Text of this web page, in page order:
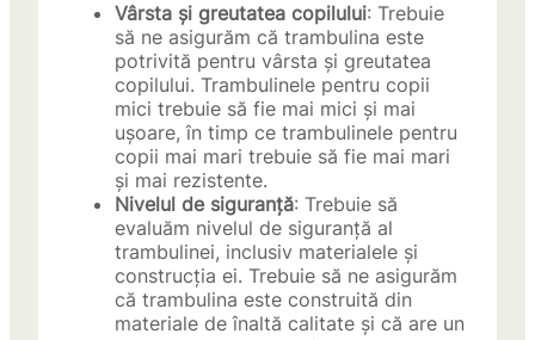
Vârsta și greutatea copilului: Trebuie
să ne asigurăm că trambulina este
potrivită pentru vârsta și greutatea
copilului. Trambulinele pentru copii
mici trebuie să fie mai mici și mai
ușoare, în timp ce trambulinele pentru
copii mai mari trebuie să fie mai mari
și mai rezistente.
Nivelul de siguranță: Trebuie să
evaluăm nivelul de siguranță al
trambulinei, inclusiv materialele și
construcția ei. Trebuie să ne asigurăm
că trambulina este construită din
materiale de înaltă calitate și că are un